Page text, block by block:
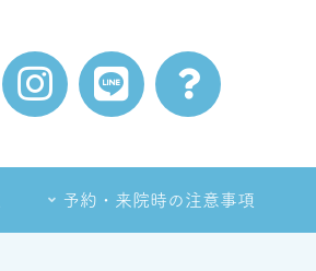
予約・来院時の注意事項